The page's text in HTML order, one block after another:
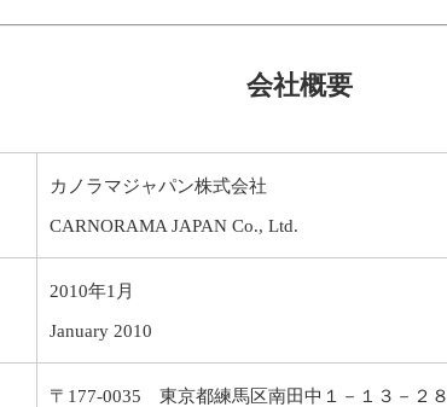
会社概要
カノラマジャパン株式会社
CARNORAMA JAPAN Co., Ltd.
2010年1月
January 2010
〒177-0035 東京都練馬区南田中１－１３－２８